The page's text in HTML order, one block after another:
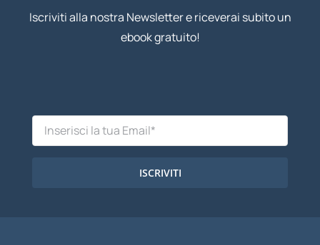
Iscriviti alla nostra Newsletter e riceverai subito un
ebook gratuito!
ISCRIVITI